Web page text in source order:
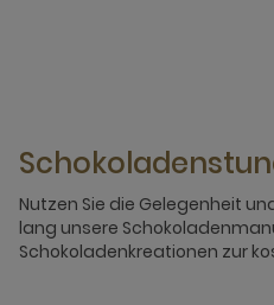
Nutzen Sie die Gelegenheit
lang unsere
Schokoladenkreationen zur